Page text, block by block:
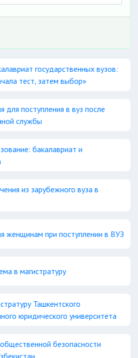
государственных вузов:
тест, затем выбор»
для поступления в вуз после
службы
бакалавриат и
из зарубежного вуза в
женщинам при поступлении в ВУЗ
в магистратуру
Ташкентского
юридического университета
безопасности